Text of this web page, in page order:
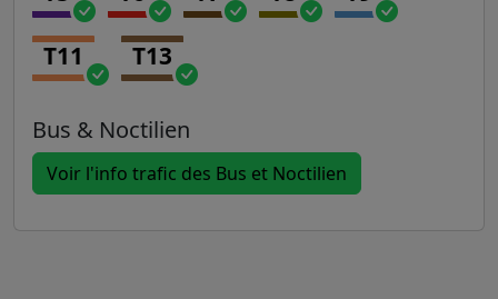
T11 T13
Bus & Noctilien
Voir l'info trafic des Bus et Noctilien